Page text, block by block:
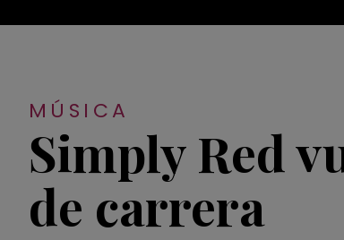
MÚSICA
Simply Red
de carrera